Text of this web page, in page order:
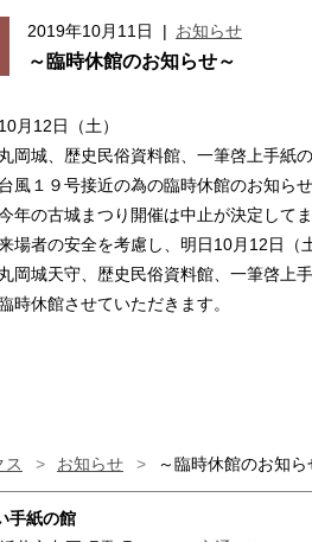
2019年10月11日 | お知らせ
～臨時休館のお知らせ～
10月12日（土）
丸岡城、歴史民俗資料館、一筆啓上手紙
台風１９号接近の為の臨時休館のお知らせ
年の古城まつり開催は中止が決定してま
場者の安全を考慮し、明日10月12日（
丸岡城天守、歴史民俗資料館、一筆啓上
時休館させていただきます。
ス > お知らせ > ～臨時休館のお知ら
手紙の館